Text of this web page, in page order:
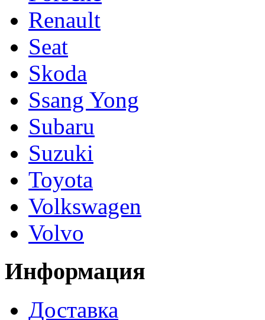
Renault
Seat
Skoda
Ssang Yong
Subaru
Suzuki
Toyota
Volkswagen
Volvo
Информация
Доставка